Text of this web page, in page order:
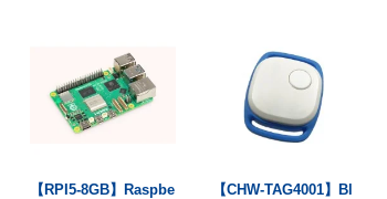
【RPI5-8GB】Raspbe
【CHW-TAG4001】Bl